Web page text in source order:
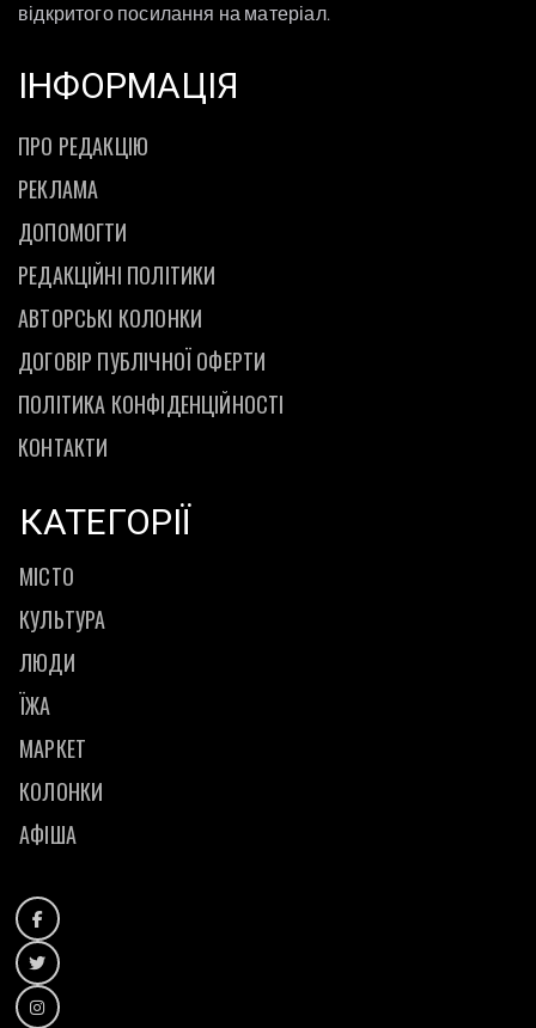
відкритого посилання на матеріал.
ІНФОРМАЦІЯ
ПРО РЕДАКЦІЮ
РЕКЛАМА
ДОПОМОГТИ
РЕДАКЦІЙНІ ПОЛІТИКИ
АВТОРСЬКІ КОЛОНКИ
ДОГОВІР ПУБЛІЧНОЇ ОФЕРТИ
ПОЛІТИКА КОНФІДЕНЦІЙНОСТІ
КОНТАКТИ
КАТЕГОРІЇ
МІСТО
КУЛЬТУРА
ЛЮДИ
ЇЖА
МАРКЕТ
КОЛОНКИ
АФІША